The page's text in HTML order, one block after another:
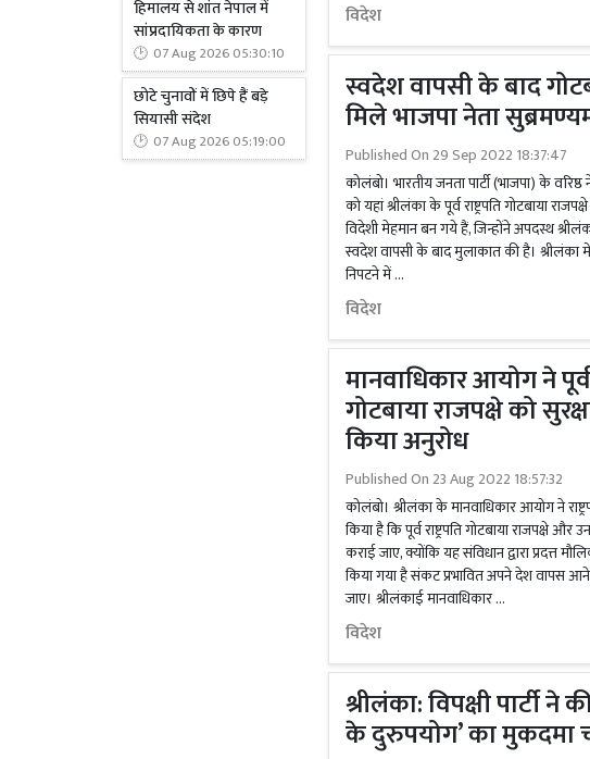
हिमालय से शांत नेपाल में
सांप्रदायिकता के कारण
07 Aug 2026 05:30:10
छोटे चुनावों में छिपे हैं बड़े
सियासी संदेश
07 Aug 2026 05:19:00
विदेश
स्वदेश वापसी के बाद
मिले भाजपा नेता
Published On 29 Sep 2022 18:37:47
कोलंबो। भारतीय जनता पार्टी (भाजपा) के
को यहां श्रीलंका के पूर्व राष्ट्रपति गोटबाया
विदेशी मेहमान बन गये हैं, जिन्होंने अपदस्थ
स्वदेश वापसी के बाद मुलाकात की है।
निपटने में …
विदेश
मानवाधिकार आयोग ने पूर्व
गोटबाया राजपक्षे को
किया अनुरोध
Published On 23 Aug 2022 18:57:32
कोलंबो। श्रीलंका के मानवाधिकार आयोग ने
किया है कि पूर्व राष्ट्रपति गोटबाया राजपक्षे और
कराई जाए, क्योंकि यह संविधान द्वारा प्रदत्त
किया गया है संकट प्रभावित अपने देश वापस
जाए। श्रीलंकाई मानवाधिकार …
विदेश
श्रीलंका: विपक्षी पार्टी ने
के दुरुपयोग’ का मुकदमा